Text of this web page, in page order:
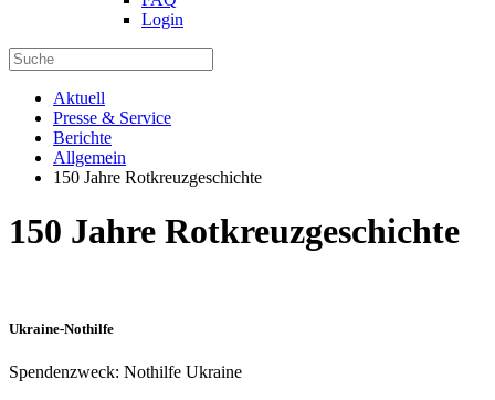
Login
Aktuell
Presse & Service
Berichte
Allgemein
150 Jahre Rotkreuzgeschichte
150 Jahre Rotkreuzgeschichte
Ukraine-Nothilfe
Spendenzweck: Nothilfe Ukraine